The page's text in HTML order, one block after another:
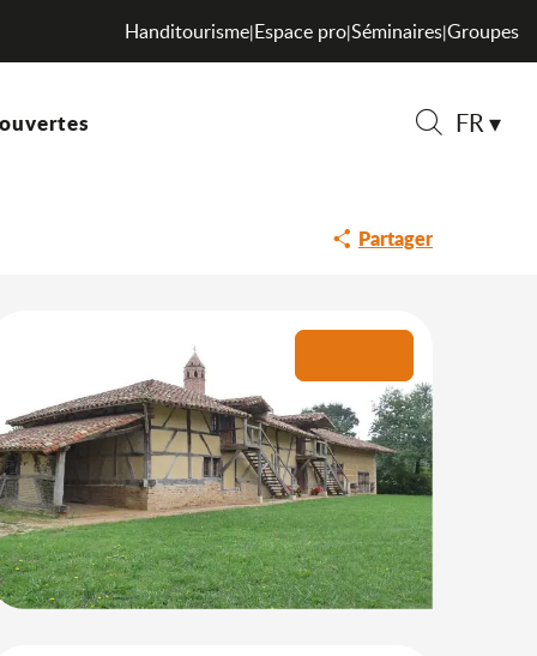
FR
Handitourisme|Espace pro|Séminaires|Groupes
Partager